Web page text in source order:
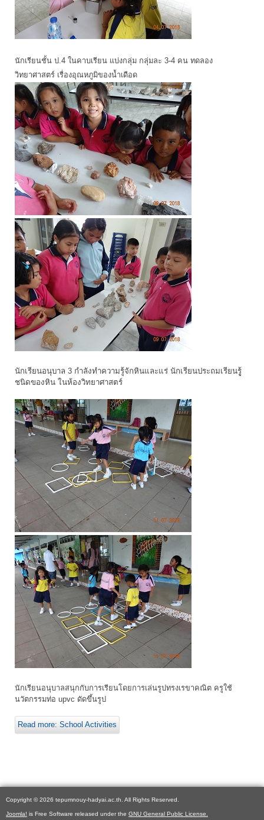
นักเรียนชั้น ป.4 ในคาบเรียน แบ่งกลุ่ม กลุ่มละ 3-4 คน ทดลอง
วิทยาศาสตร์ เรื่องอุณหภูมิของน้ำเดือด
นักเรียนอนุบาล 3 กำลังทำความรู้จักหินและแร่ นักเรียนประถมเรียนรูู้
ชนิดของหิน ในห้องวิทยาศาสตร์
นักเรียนอนุบาลสนุกกับการเรียนโดยการเล่นรูปทรงเรขาคณิต ครูใช้
นวัตกรรมท่อ upvc ดัดขึ้นรูป
Read more: School Activities
Copyright © 2026 tepumnouy-hadyai.ac.th. All Rights Reserved.
Joomla! is Free Software released under the GNU General Public License.